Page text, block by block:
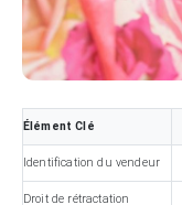
Élément Clé
Identification du vendeur
Droit de rétractation